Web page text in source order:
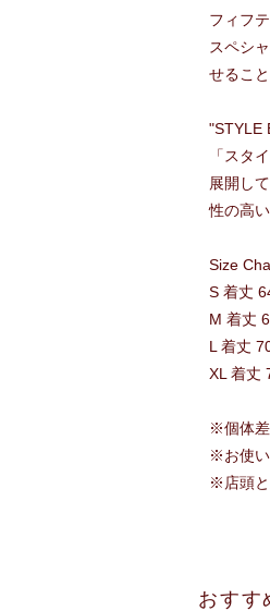
フィフ
スペシ
せるこ
"STYLE
「スタ
展開し
性の高
Size
S 着丈
M 着丈
L 着丈
XL 着丈
※個体差
※お使い
※店頭と
おすす